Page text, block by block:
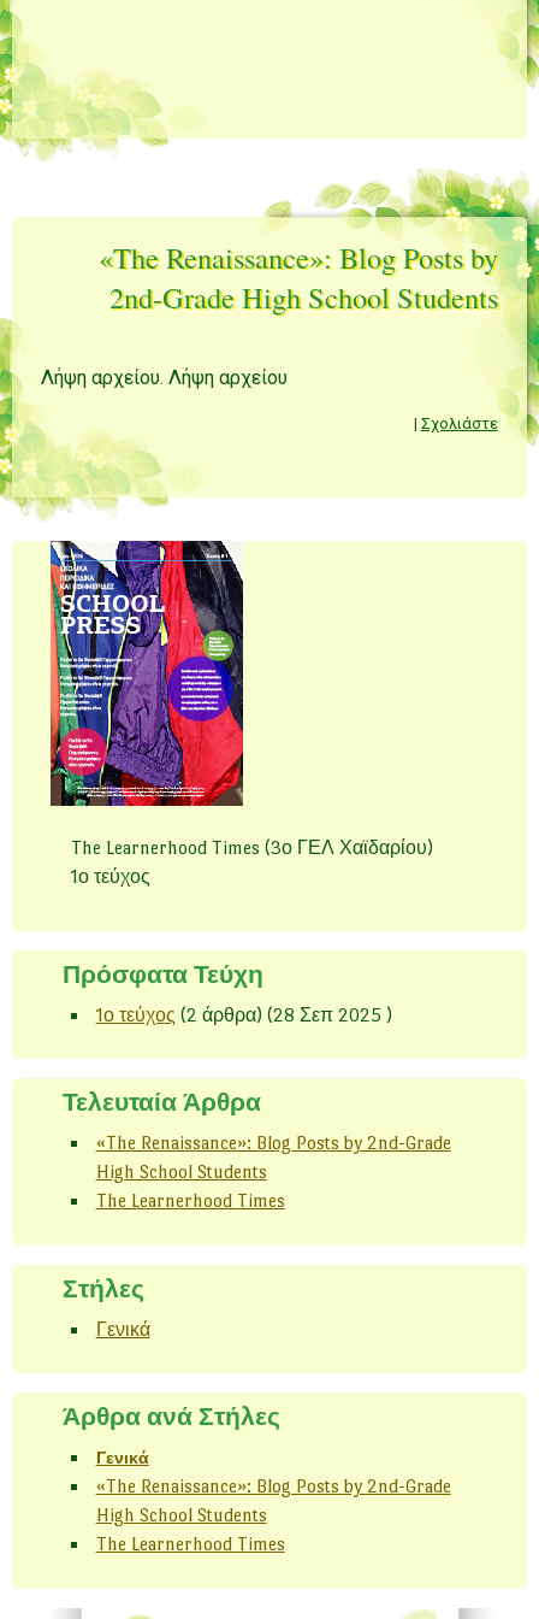
«The Renaissance»: Blog Posts by
2nd-Grade High School Students
Λήψη αρχείου. Λήψη αρχείου
| Σχολιάστε
The Learnerhood Times (3ο ΓΕΛ Χαϊδαρίου)
1ο τεύχος
Πρόσφατα Τεύχη
1ο τεύχος (2 άρθρα) (28 Σεπ 2025 )
Τελευταία Άρθρα
«The Renaissance»: Blog Posts by 2nd-Grade
High School Students
The Learnerhood Times
Στήλες
Γενικά
Άρθρα ανά Στήλες
Γενικά
«The Renaissance»: Blog Posts by 2nd-Grade
High School Students
The Learnerhood Times